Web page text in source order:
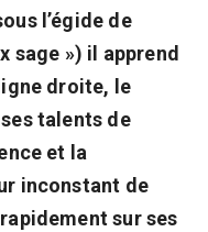
l’égide de
sage ») il apprend
droite, le
talents de
et la
inconstant de
sur ses